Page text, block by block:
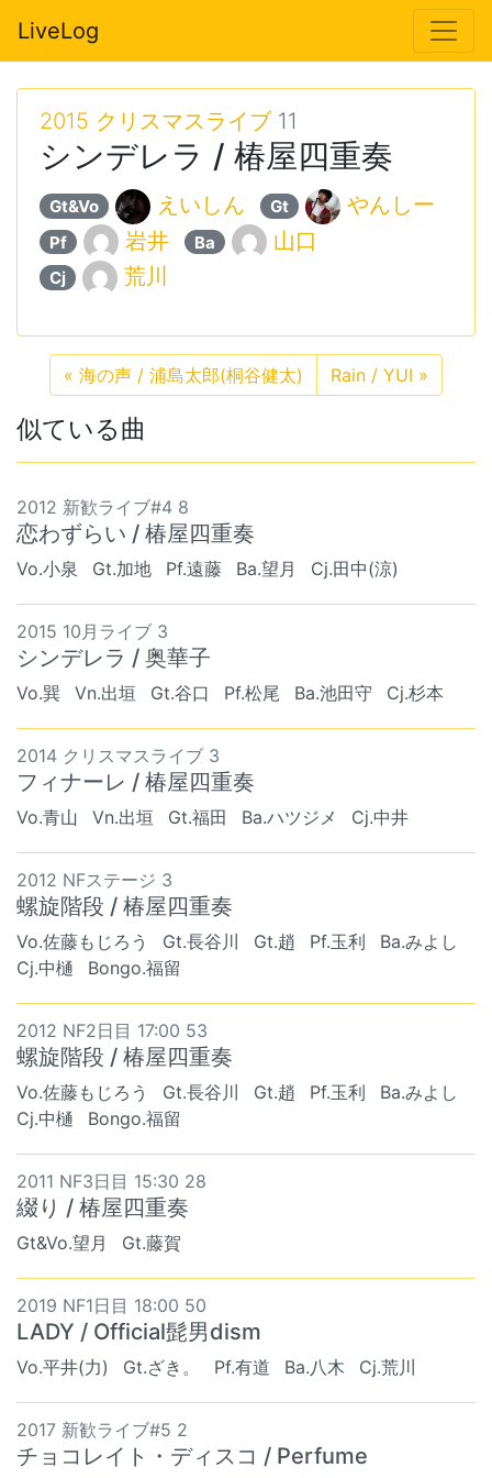
LiveLog
2015 クリスマスライブ11
シンデレラ / 椿屋四重奏
Gt&Vo えいしん Gt やんしー
Pf 岩井 Ba 山口
Cj 荒川
« 海の声 / 浦島太郎(桐谷健太) Rain / YUI »
似ている曲
2012 新歓ライブ#4 8
恋わずらい / 椿屋四重奏
Vo.小泉 Gt.加地 Pf.遠藤 Ba.望月 Cj.田中(涼)
2015 10月ライブ 3
シンデレラ / 奥華子
Vo.巽 Vn.出垣 Gt.谷口 Pf.松尾 Ba.池田守 Cj.杉本
2014 クリスマスライブ 3
フィナーレ / 椿屋四重奏
Vo.青山 Vn.出垣 Gt.福田 Ba.ハツジメ Cj.中井
2012 NFステージ 3
螺旋階段 / 椿屋四重奏
Vo.佐藤もじろう Gt.長谷川 Gt.趙 Pf.玉利
Ba.みよし
Cj.中樋
Bongo.福留
2012 NF2日目 17:00 53
螺旋階段 / 椿屋四重奏
Vo.佐藤もじろう Gt.長谷川 Gt.趙 Pf.玉利
Ba.みよし
Cj.中樋
Bongo.福留
2011 NF3日目 15:30 28
綴り / 椿屋四重奏
Gt&Vo.望月 Gt.藤賀
2019 NF1日目 18:00 50
LADY / Official髭男dism
Vo.平井(力) Gt.ざき。 Pf.有道 Ba.八木 Cj.荒川
2017 新歓ライブ#5 2
チョコレイト・ディスコ / Perfume